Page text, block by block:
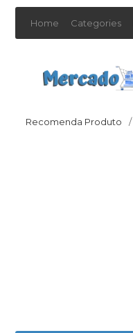
Home Categories
Recomenda Produto /